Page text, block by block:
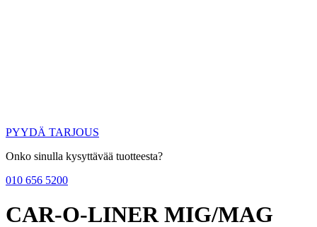
PYYDÄ TARJOUS
Onko sinulla kysyttävää tuotteesta?
010 656 5200
CAR-O-LINER MIG/MAG